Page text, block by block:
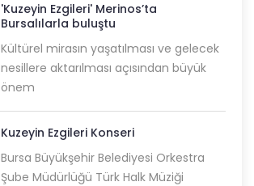
'Kuzeyin Ezgileri' Merinos’ta
Bursalılarla buluştu
Kültürel mirasın yaşatılması ve gelecek
nesillere aktarılması açısından büyük
önem
Kuzeyin Ezgileri Konseri
Bursa Büyükşehir Belediyesi Orkestra
Şube Müdürlüğü Türk Halk Müziği